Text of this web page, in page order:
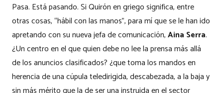
Pasa. Está pasando. Si Quirón en griego significa, entre
otras cosas, “hábil con las manos”, para mí que se le han ido
apretando con su nueva jefa de comunicación,Aina Serra.
¿Un centro en el que quien debe no lee la prensa más allá
de los anuncios clasificados? ¿que toma los mandos en
herencia de una cúpula teledirigida, descabezada, a la baja y